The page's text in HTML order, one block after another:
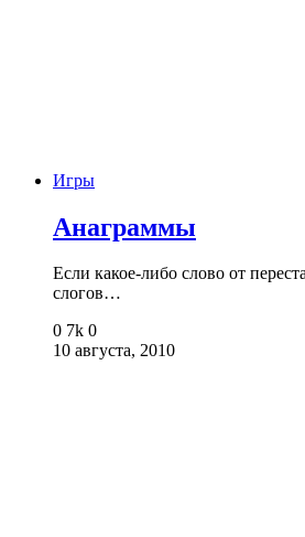
Игры
Анаграммы
Если какое-либо слово от
слогов…
0 7k 0
10 августа, 2010